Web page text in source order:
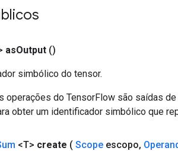
asOutput ()
simbólico do tensor.
operações do TensorFlow são saídas
obter um identificador simbólico que
<T> create ( Scope escopo,